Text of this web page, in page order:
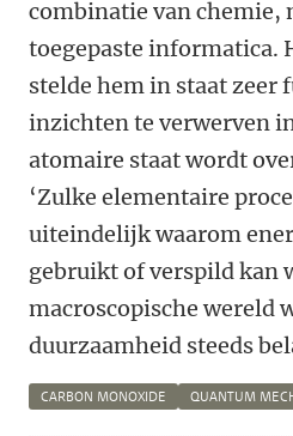
combinatie van chemie,
toegepaste informatica.
stelde hem in staat zeer
inzichten te verwerven
atomaire staat wordt
‘Zulke elementaire
uiteindelijk waarom
gebruikt of verspild kan
macroscopische wereld
duurzaamheid steeds
CARBON MONOXIDE QUANTUM